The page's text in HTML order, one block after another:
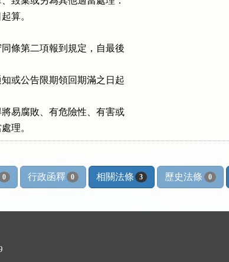
算。
條第二項報到規定，自最後
或公告限期領回期滿之日起
易腐敗、有危險性、有害或
理。
0 行政函釋 0 相關法條 3 歷史法條 0